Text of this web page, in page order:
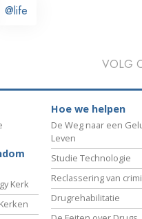
@life
VOLG
Kerk
Hoe we helpen
De Weg naar een
Leven
Studie Technologie
Reclassering van
Drugrehabilitatie